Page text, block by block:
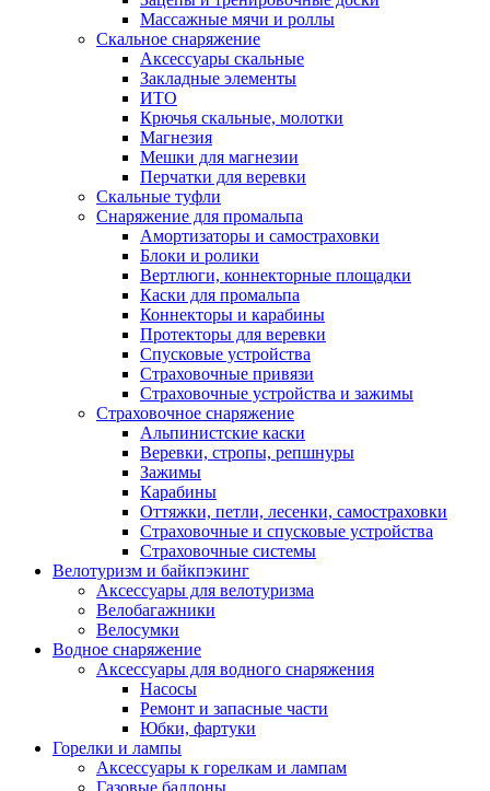
Массажные мячи и роллы
Скальное снаряжение
Аксессуары скальные
Закладные элементы
ИТО
Крючья скальные, молотки
Магнезия
Мешки для магнезии
Перчатки для веревки
Скальные туфли
Снаряжение для промальпа
Амортизаторы и самостраховки
Блоки и ролики
Вертлюги, коннекторные площадки
Каски для промальпа
Коннекторы и карабины
Протекторы для веревки
Спусковые устройства
Страховочные привязи
Страховочные устройства и зажимы
Страховочное снаряжение
Альпинистские каски
Веревки, стропы, репшнуры
Зажимы
Карабины
Оттяжки, петли, лесенки, самостраховки
Страховочные и спусковые устройства
Страховочные системы
Велотуризм и байкпэкинг
Аксессуары для велотуризма
Велобагажники
Велосумки
Водное снаряжение
Аксессуары для водного снаряжения
Насосы
Ремонт и запасные части
Юбки, фартуки
Горелки и лампы
Аксессуары к горелкам и лампам
Газовые баллоны